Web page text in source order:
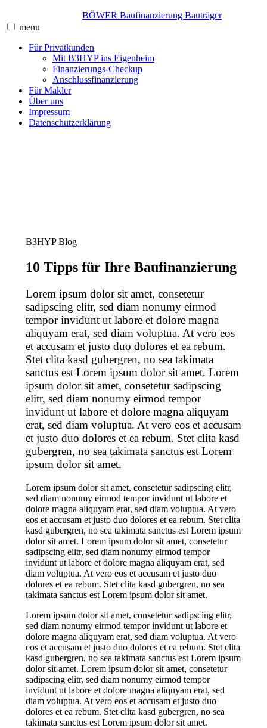
content
BÖWER Baufinanzierung Bauträger
menu
Für Privatkunden
Mit B3HYP ins Eigenheim
Finanzierungs-Checkup
Anschlussfinanzierung
Für Makler
Über uns
Impressum
Datenschutzerklärung
B3HYP Blog
10 Tipps für Ihre Baufinanzierung
Lorem ipsum dolor sit amet, consetetur
sadipscing elitr, sed diam nonumy eirmod
tempor invidunt ut labore et dolore magna
aliquyam erat, sed diam voluptua. At vero eos
et accusam et justo duo dolores et ea rebum.
Stet clita kasd gubergren, no sea takimata
sanctus est Lorem ipsum dolor sit amet. Lorem
ipsum dolor sit amet, consetetur sadipscing
elitr, sed diam nonumy eirmod tempor
invidunt ut labore et dolore magna aliquyam
erat, sed diam voluptua. At vero eos et accusam
et justo duo dolores et ea rebum. Stet clita kasd
gubergren, no sea takimata sanctus est Lorem
ipsum dolor sit amet.
Lorem ipsum dolor sit amet, consetetur sadipscing elitr,
sed diam nonumy eirmod tempor invidunt ut labore et
dolore magna aliquyam erat, sed diam voluptua. At vero
eos et accusam et justo duo dolores et ea rebum. Stet clita
kasd gubergren, no sea takimata sanctus est Lorem ipsum
dolor sit amet. Lorem ipsum dolor sit amet, consetetur
sadipscing elitr, sed diam nonumy eirmod tempor
invidunt ut labore et dolore magna aliquyam erat, sed
diam voluptua. At vero eos et accusam et justo duo
dolores et ea rebum. Stet clita kasd gubergren, no sea
takimata sanctus est Lorem ipsum dolor sit amet.
Lorem ipsum dolor sit amet, consetetur sadipscing elitr,
sed diam nonumy eirmod tempor invidunt ut labore et
dolore magna aliquyam erat, sed diam voluptua. At vero
eos et accusam et justo duo dolores et ea rebum. Stet clita
kasd gubergren, no sea takimata sanctus est Lorem ipsum
dolor sit amet. Lorem ipsum dolor sit amet, consetetur
sadipscing elitr, sed diam nonumy eirmod tempor
invidunt ut labore et dolore magna aliquyam erat, sed
diam voluptua. At vero eos et accusam et justo duo
dolores et ea rebum. Stet clita kasd gubergren, no sea
takimata sanctus est Lorem ipsum dolor sit amet.